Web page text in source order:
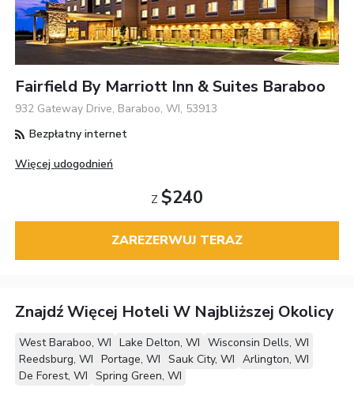
Fairfield By Marriott Inn & Suites Baraboo
932 Gateway Drive, Baraboo, WI, 53913
Bezpłatny internet
Więcej udogodnień
Z $240
ZAREZERWUJ TERAZ
Znajdź Więcej Hoteli W Najbliższej Okolicy
West Baraboo, WI Lake Delton, WI Wisconsin Dells, WI
Reedsburg, WI Portage, WI Sauk City, WI Arlington, WI
De Forest, WI Spring Green, WI